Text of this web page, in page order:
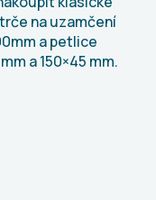
na uzamčení
a petlice
a 150×45 mm.